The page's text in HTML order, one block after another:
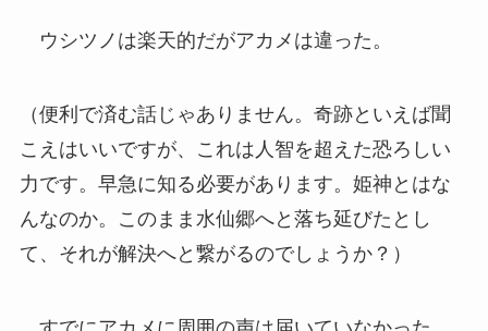
ウシツノは楽天的だがアカメは違った。
（便利で済む話じゃありません。奇跡といえば聞
こえはいいですが、これは人智を超えた恐ろしい
力です。早急に知る必要があります。姫神とはな
んなのか。このまま水仙郷へと落ち延びたとし
て、それが解決へと繋がるのでしょうか？）